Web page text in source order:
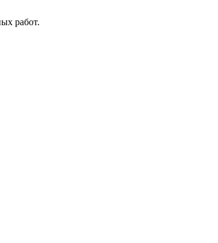
работ.